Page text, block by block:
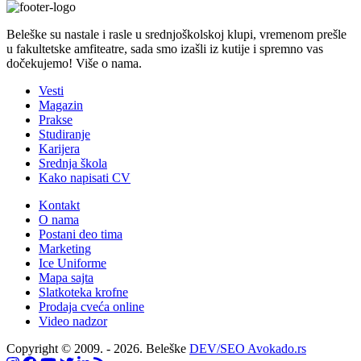
Beleške su nastale i rasle u srednjoškolskoj klupi, vremenom prešle
u fakultetske amfiteatre, sada smo izašli iz kutije i spremno vas
dočekujemo! Više o nama.
Vesti
Magazin
Prakse
Studiranje
Karijera
Srednja škola
Kako napisati CV
Kontakt
O nama
Postani deo tima
Marketing
Ice Uniforme
Mapa sajta
Slatkoteka krofne
Prodaja cveća online
Video nadzor
Copyright © 2009. - 2026. Beleške DEV/SEO Avokado.rs